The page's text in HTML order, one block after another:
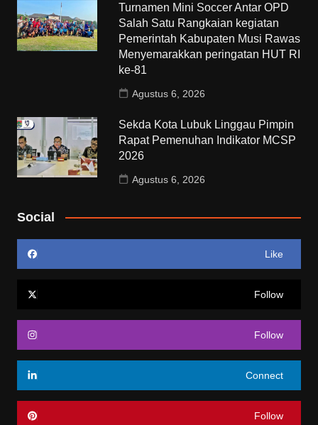
Turnamen Mini Soccer Antar OPD
Salah Satu Rangkaian kegiatan
Pemerintah Kabupaten Musi Rawas
Menyemarakkan peringatan HUT RI
ke-81
Agustus 6, 2026
Sekda Kota Lubuk Linggau Pimpin
Rapat Pemenuhan Indikator MCSP
2026
Agustus 6, 2026
Social
Like
Follow
Follow
Connect
Follow